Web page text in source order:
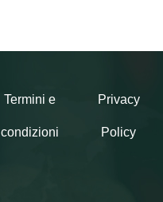
Termini e
condizioni
Privacy
Policy